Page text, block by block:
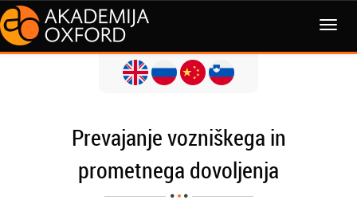
MENI
Prevajanje vozniškega in
prometnega dovoljenja